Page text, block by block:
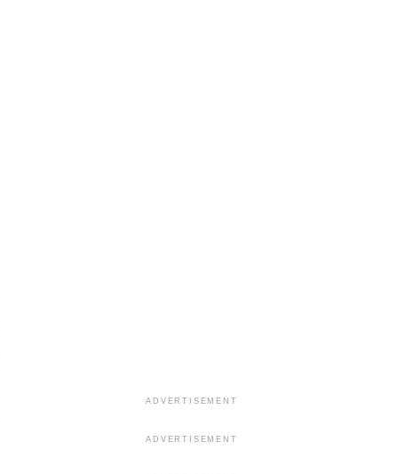
ADVERTISEMENT
ADVERTISEMENT